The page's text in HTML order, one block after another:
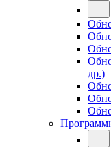
др.)